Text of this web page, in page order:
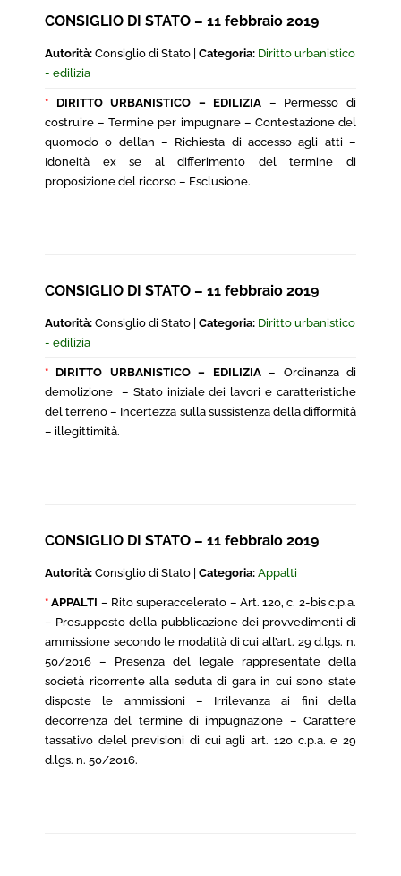
CONSIGLIO DI STATO – 11 febbraio 2019
Autorità: Consiglio di Stato | Categoria: Diritto urbanistico
- edilizia
* DIRITTO URBANISTICO – EDILIZIA – Permesso di
costruire – Termine per impugnare – Contestazione del
quomodo o dell’an – Richiesta di accesso agli atti –
Idoneità ex se al differimento del termine di
proposizione del ricorso – Esclusione.
CONSIGLIO DI STATO – 11 febbraio 2019
Autorità: Consiglio di Stato | Categoria: Diritto urbanistico
- edilizia
* DIRITTO URBANISTICO – EDILIZIA– Ordinanza di
demolizione – Stato iniziale dei lavori e caratteristiche
del terreno – Incertezza sulla sussistenza della difformità
– illegittimità.
CONSIGLIO DI STATO – 11 febbraio 2019
Autorità: Consiglio di Stato | Categoria: Appalti
*APPALTI – Rito superaccelerato – Art. 120, c. 2-bis c.p.a.
– Presupposto della pubblicazione dei provvedimenti di
ammissione secondo le modalità di cui all’art. 29 d.lgs. n.
50/2016 – Presenza del legale rappresentate della
società ricorrente alla seduta di gara in cui sono state
disposte le ammissioni – Irrilevanza ai fini della
decorrenza del termine di impugnazione – Carattere
tassativo delel previsioni di cui agli art. 120 c.p.a. e 29
d.lgs. n. 50/2016.